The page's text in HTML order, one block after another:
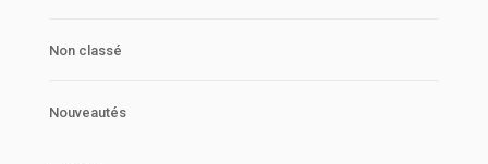
Non classé
Nouveautés